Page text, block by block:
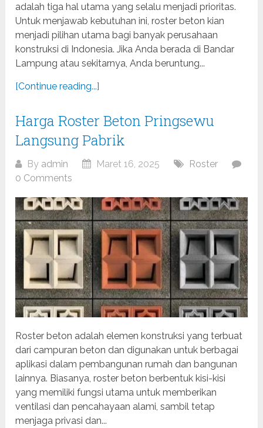
adalah tiga hal utama yang selalu menjadi prioritas.
Untuk menjawab kebutuhan ini, roster beton kian
menjadi pilihan utama bagi banyak perusahaan
konstruksi di Indonesia. Jika Anda berada di Bandar
Lampung atau sekitarnya, Anda beruntung...
[Continue reading...]
Harga Roster Beton Pringsewu
Langsung Pabrik
By admin Maret 16, 2025
Roster
0 Comments
Roster beton adalah elemen konstruksi yang terbuat
dari campuran beton dan digunakan untuk berbagai
aplikasi dalam pembangunan rumah dan bangunan
lainnya. Biasanya, roster beton berbentuk kisi-kisi
yang memiliki fungsi utama untuk memberikan
ventilasi dan pencahayaan alami, sambil tetap
menjaga privasi dan...